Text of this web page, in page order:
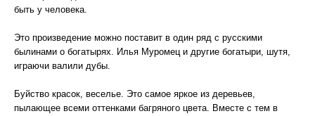
быть у человека.
Это произведение можно поставит в один ряд с русскими
былинами о богатырях. Илья Муромец и другие богатыри, шутя,
играючи валили дубы.
Буйство красок, веселье. Это самое яркое из деревьев,
пылающее всеми оттенками багряного цвета. Вместе с тем в